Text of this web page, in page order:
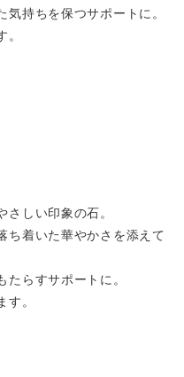
持ちを保つサポートに。
。
しい印象の石。
ち着いた華やかさを添えて
たらすサポートに。
す。